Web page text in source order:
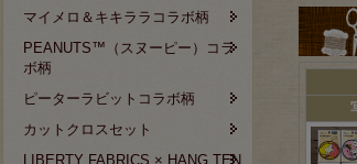
マイメロ＆キキララコラボ柄
PEANUTS™（スヌーピー）コラ
ボ柄
ピーターラビットコラボ柄
カットクロスセット
LIBERTY FABRICS × HANG TEN